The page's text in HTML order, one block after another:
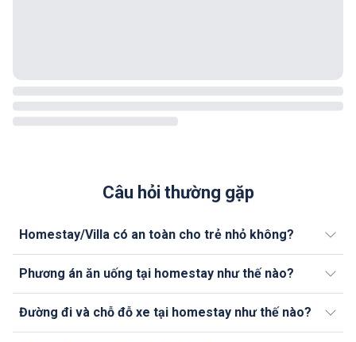
Câu hỏi thường gặp
Homestay/Villa có an toàn cho trẻ nhỏ không?
Phương án ăn uống tại homestay như thế nào?
Đường đi và chỗ đỗ xe tại homestay như thế nào?